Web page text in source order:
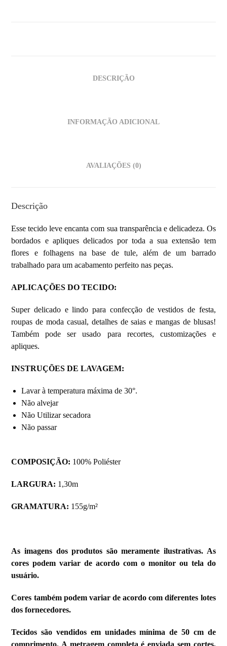
DESCRIÇÃO
INFORMAÇÃO ADICIONAL
AVALIAÇÕES (0)
Descrição
Esse tecido leve encanta com sua transparência e delicadeza. Os
bordados e apliques delicados por toda a sua extensão tem
flores e folhagens na base de tule, além de um barrado
trabalhado para um acabamento perfeito nas peças.
APLICAÇÕES DO TECIDO:
Super delicado e lindo para confecção de vestidos de festa,
roupas de moda casual, detalhes de saias e mangas de blusas!
Também pode ser usado para recortes, customizações e
apliques.
INSTRUÇÕES DE LAVAGEM:
Lavar à temperatura máxima de 30°.
Não alvejar
Não Utilizar secadora
Não passar
COMPOSIÇÃO: 100% Poliéster
LARGURA: 1,30m
GRAMATURA: 155g/m²
As imagens dos produtos são meramente ilustrativas. As
cores podem variar de acordo com o monitor ou tela do
usuário.
Cores também podem variar de acordo com diferentes lotes
dos fornecedores.
Tecidos são vendidos em unidades mínima de 50 cm de
comprimento. A metragem completa é enviada sem cortes,